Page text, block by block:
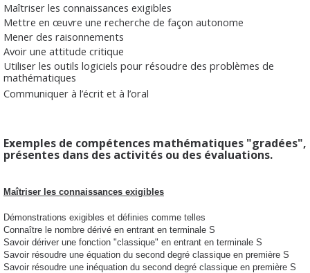
Maîtriser les connaissances exigibles
Mettre en œuvre une recherche de façon autonome
Mener des raisonnements
Avoir une attitude critique
Utiliser les outils logiciels pour résoudre des problèmes de
mathématiques
Communiquer à l’écrit et à l’oral
Exemples de compétences mathématiques "gradées",
présentes dans des activités ou des évaluations.
Maîtriser les connaissances exigibles
Démonstrations exigibles et définies comme telles
Connaître le nombre dérivé en entrant en terminale S
Savoir dériver une fonction "classique" en entrant en terminale S
Savoir résoudre une équation du second degré classique en première S
Savoir résoudre une inéquation du second degré classique en première S